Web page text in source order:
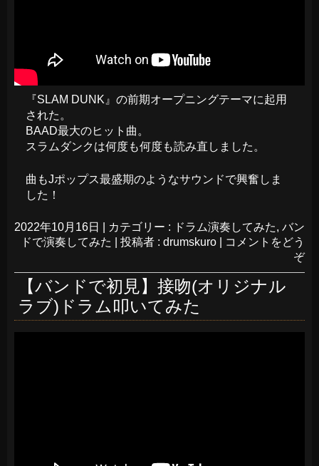
『SLAM DUNK』の前期オープニングテーマに起用
された。
BAAD最大のヒット曲。
スラムダンクは何度も何度も読み直しました。
曲もJポップス最盛期のようなサウンドで興奮しま
した！
2022年10月16日 カテゴリー : ドラム演奏してみた, バン
ドで演奏してみた
投稿者 : drumskuro
コメントをどう
ぞ
【バンドで初見】接吻(オリジナル
ラブ)ドラム叩いてみた